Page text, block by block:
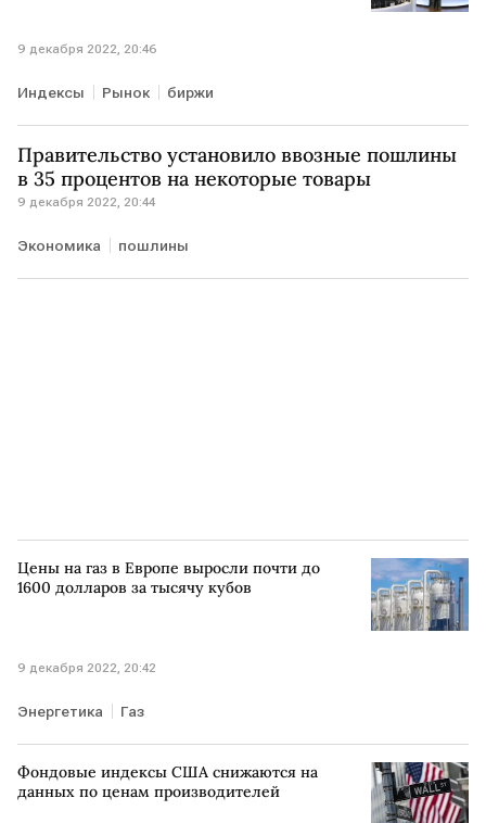
9 декабря 2022, 20:46
Индексы Рынок биржи
Правительство установило ввозные пошлины
в 35 процентов на некоторые товары
9 декабря 2022, 20:44
Экономика пошлины
Цены на газ в Европе выросли почти до
1600 долларов за тысячу кубов
9 декабря 2022, 20:42
Энергетика Газ
Фондовые индексы США снижаются на
данных по ценам производителей